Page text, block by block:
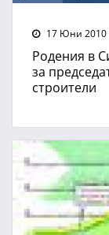
17 Юни 2010
Родения в
за
строители